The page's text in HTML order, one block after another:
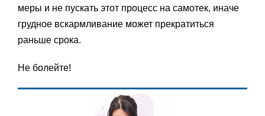
меры и не пускать этот процесс на самотек, иначе
грудное вскармливание может прекратиться
раньше срока.
Не болейте!